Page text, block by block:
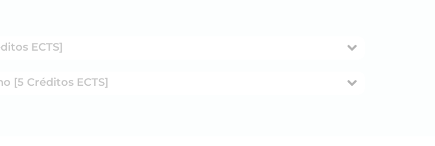
ECTS]
[5 Créditos ECTS]